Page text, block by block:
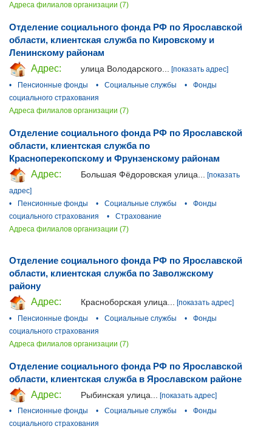
Адреса филиалов организации (7)
Отделение социального фонда РФ по Ярославской
области, клиентская служба по Кировскому и
Ленинскому районам
Адрес:
улица Володарского... [показать адрес]
•
Пенсионные фонды • Социальные службы •
Фонды
социального страхования
Адреса филиалов организации (7)
Отделение социального фонда РФ по Ярославской
области, клиентская служба по
Красноперекопскому и Фрунзенскому районам
Адрес:
Большая Фёдоровская улица...
[показать
адрес]
•
Пенсионные фонды • Социальные службы •
Фонды
социального страхования
•
Страхование
Адреса филиалов организации (7)
Отделение социального фонда РФ по Ярославской
области, клиентская служба по Заволжскому
району
Адрес:
Красноборская улица...
[показать адрес]
•
Пенсионные фонды • Социальные службы •
Фонды
социального страхования
Адреса филиалов организации (7)
Отделение социального фонда РФ по Ярославской
области, клиентская служба в Ярославском районе
Адрес:
Рыбинская улица...
[показать адрес]
•
Пенсионные фонды • Социальные службы •
Фонды
социального страхования